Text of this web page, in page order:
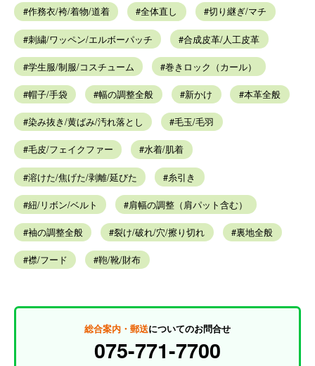
作務衣/袴/着物/道着 全体直し 切り継ぎ/マチ
刺繍/ワッペン/エルボーパッチ 合成皮革/人工皮革
学生服/制服/コスチューム 巻きロック（カール）
帽子/手袋 幅の調整全般 新かけ 本革全般
染み抜き/黄ばみ/汚れ落とし 毛玉/毛羽
毛皮/フェイクファー 水着/肌着
溶けた/焦げた/剥離/延びた 糸引き
紐/リボン/ベルト 肩幅の調整（肩パット含む）
袖の調整全般 裂け/破れ/穴/擦り切れ 裏地全般
襟/フード 鞄/靴/財布
総合案内・郵送についてのお問合せ
075-771-7700